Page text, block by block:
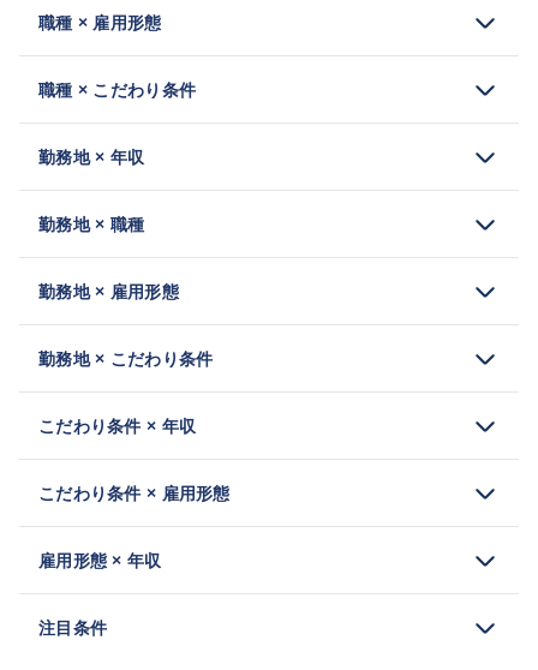
職種 × 雇用形態
職種 × こだわり条件
勤務地 × 年収
勤務地 × 職種
勤務地 × 雇用形態
勤務地 × こだわり条件
こだわり条件 × 年収
こだわり条件 × 雇用形態
雇用形態 × 年収
注目条件